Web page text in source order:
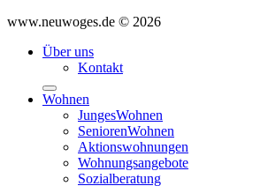
www.neuwoges.de © 2026
Über uns
Kontakt
Wohnen
JungesWohnen
SeniorenWohnen
Aktionswohnungen
Wohnungsangebote
Sozialberatung